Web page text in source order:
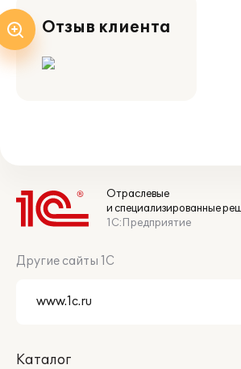
Отзыв клиента
Отраслевые
и специализированные
1С:Предприятие
Другие сайты 1С
Каталог